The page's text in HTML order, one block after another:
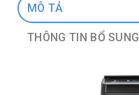
MÔ TẢ
THÔNG TIN BỔ SUNG